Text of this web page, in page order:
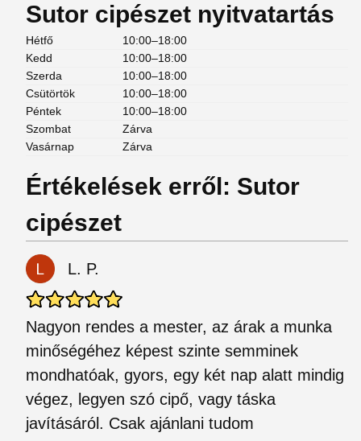
Sutor cipészet nyitvatartás
Hétfő
10:00–18:00
Kedd
10:00–18:00
Szerda
10:00–18:00
Csütörtök
10:00–18:00
Péntek
10:00–18:00
Szombat
Zárva
Vasárnap
Zárva
Értékelések erről: Sutor
cipészet
L. P.
Nagyon rendes a mester, az árak a munka
minőségéhez képest szinte semminek
mondhatóak, gyors, egy két nap alatt mindig
végez, legyen szó cipő, vagy táska
javításáról. Csak ajánlani tudom